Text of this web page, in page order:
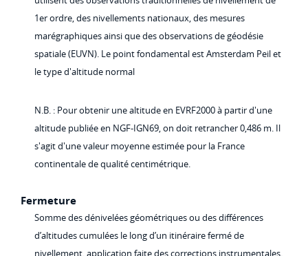
1er ordre, des nivellements nationaux, des mesures
marégraphiques ainsi que des observations de géodésie
spatiale (EUVN). Le point fondamental est Amsterdam Peil et
le type d'altitude normal
N.B. : Pour obtenir une altitude en EVRF2000 à partir d'une
altitude publiée en NGF-IGN69, on doit retrancher 0,486 m. Il
s'agit d'une valeur moyenne estimée pour la France
continentale de qualité centimétrique.
Fermeture
Somme des dénivelées géométriques ou des différences
d’altitudes cumulées le long d’un itinéraire fermé de
nivellement, application faite des corrections instrumentales.